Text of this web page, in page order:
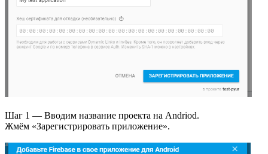
Шаг 1 — Вводим название проекта на Andriod.
Жмём «Зарегистрировать приложение».